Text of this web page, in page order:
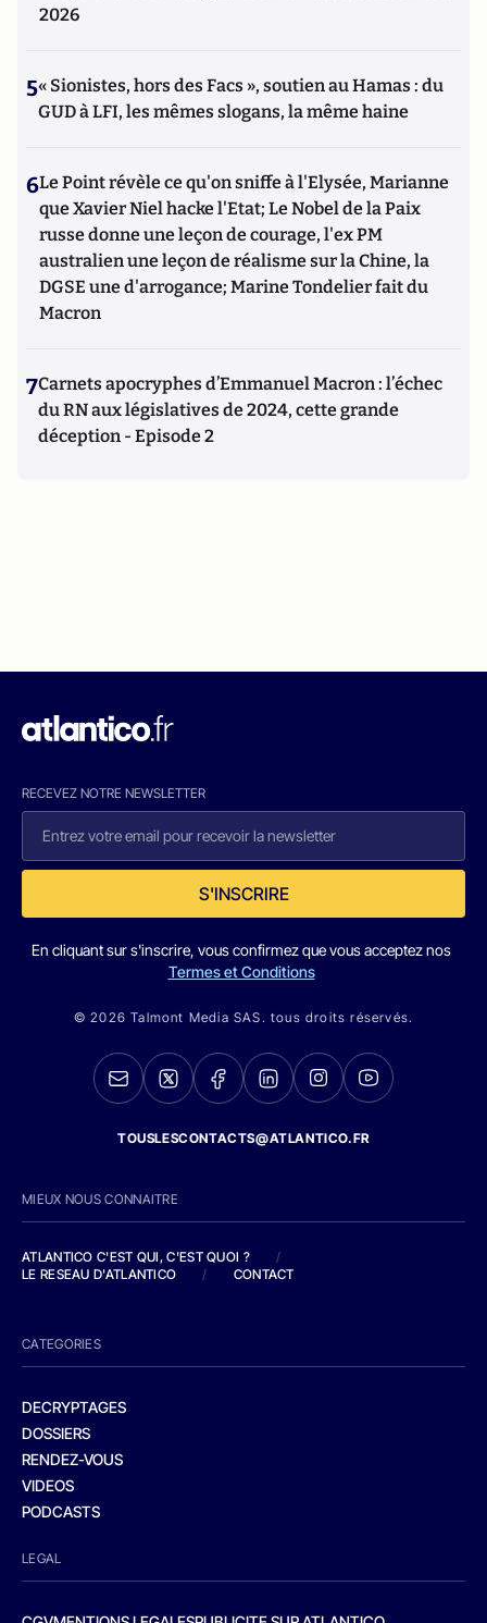
2026
5« Sionistes, hors des Facs », soutien au Hamas : du
GUD à LFI, les mêmes slogans, la même haine
6Le Point révèle ce qu'on sniffe à l'Elysée, Marianne
que Xavier Niel hacke l'Etat; Le Nobel de la Paix
russe donne une leçon de courage, l'ex PM
australien une leçon de réalisme sur la Chine, la
DGSE une d'arrogance; Marine Tondelier fait du
Macron
7Carnets apocryphes d’Emmanuel Macron : l’échec
du RN aux législatives de 2024, cette grande
déception - Episode 2
RECEVEZ NOTRE NEWSLETTER
S'INSCRIRE
En cliquant sur s'inscrire, vous confirmez que vous acceptez nos
Termes et Conditions
© 2026 Talmont Media SAS. tous droits réservés.
TOUSLESCONTACTS@ATLANTICO.FR
MIEUX NOUS CONNAITRE
ATLANTICO C'EST QUI, C'EST QUOI ?
/
LE RESEAU D'ATLANTICO
/ CONTACT
CATEGORIES
DECRYPTAGES
DOSSIERS
RENDEZ-VOUS
VIDEOS
PODCASTS
LEGAL